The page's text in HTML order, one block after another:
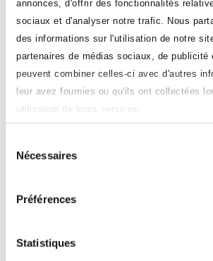
annonces, d'offrir des fonctionnalités
sociaux et d'analyser notre trafic. Nous
des informations sur l'utilisation de notre
partenaires de médias sociaux, de publicité
peuvent combiner celles-ci avec d'autres
leur avez fournies ou qu'ils ont collectées
utilisation de leurs services.
Nécessaires
Préférences
Statistiques
Les
Préciser le rôle et le
Valider la nature et les mécanismes
avec les représentants du personnel et
Former et outiller l’ensemble des